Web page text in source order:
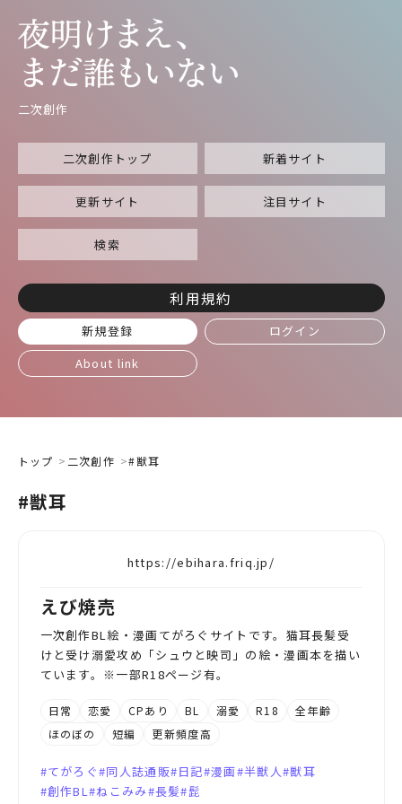
二次創作
二次創作トップ 新着サイト
更新サイト 注目サイト
検索
利用規約
新規登録
ログイン
About link
トップ 二次創作 #獣耳
#獣耳
https://ebihara.friq.jp/
えび焼売
一次創作BL絵・漫画てがろぐサイトです。猫耳長髪受
けと受け溺愛攻め「シュウと映司」の絵・漫画本を描い
ています。※一部R18ページ有。
日常 恋愛 CPあり BL 溺愛 R18
全年齢
ほのぼの
短編 更新頻度高
てがろぐ 同人誌通販 日記 漫画 半獣人 獣耳
創作BL ねこみみ 長髪 髭